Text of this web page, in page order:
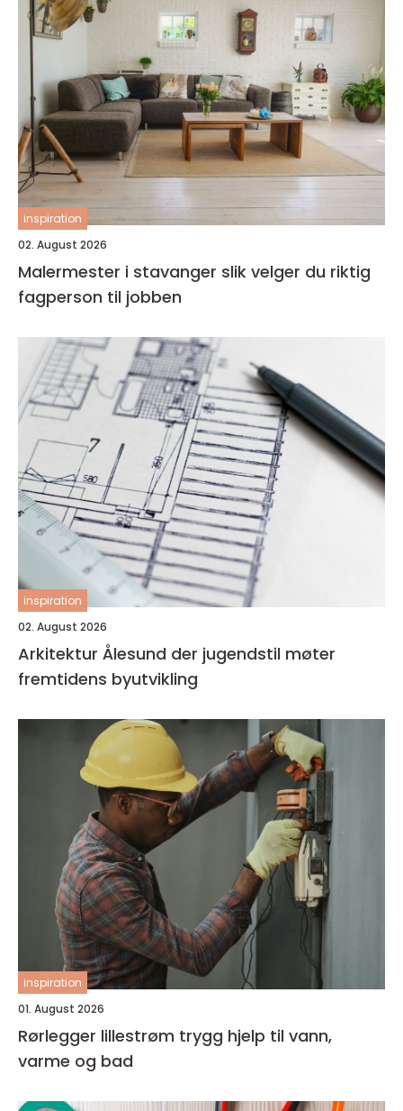
inspiration
02. August 2026
Malermester i stavanger slik velger du riktig
fagperson til jobben
inspiration
02. August 2026
Arkitektur Ålesund der jugendstil møter
fremtidens byutvikling
inspiration
01. August 2026
Rørlegger lillestrøm trygg hjelp til vann,
varme og bad